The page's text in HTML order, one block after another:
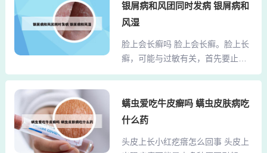
及除了瘙痒之外的局部临床表现，
还要注意你的生殖器周围，是否有
原本没有出现过的红疹、水泡等。
不过从你描述表象来看，你这个不
以缓解症状，并辅以湿疹膏或丹皮
酚软膏局部治疗。饮食上应注意避
免摄入鸡蛋和海鲜等易引起过敏的
食物。具体操作如下：在医生指导
时服用盐酸左西替利秦和肤痒颗
粒。2、该病目前尚无根治办法，但
意选择治疗方案时治疗的副作用不
能大于该病本身对身体的危害。3、
银屑病和风团同时发病 银屑病和
风湿
脸上会长癣吗 脸上会长癣。脸上长
癣，可能与过敏有关，首先要止
敏，修复肌肤的敏感性，建议不要
只能从表现上控制过敏的蔓延，却
不能从根本上修复受损的肌肤角质
品，不仅止敏，还可以彻底修复肌
螨虫爱吃牛皮癣吗 螨虫皮肤病吃
什么药
头皮上长小红疙瘩怎么回事 头皮上